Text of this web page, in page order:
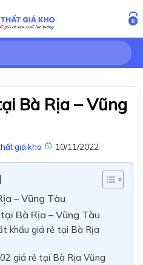
0
Bà Rịa – Vũng
giá kho 10/11/2022
– Vũng Tàu
Bà Rịa – Vũng Tàu
khẩu giá rẻ tại Bà Rịa
giá rẻ tại Bà Rịa Vũng